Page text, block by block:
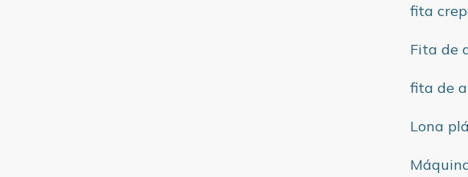
fita
Fita de
fita de
Lona